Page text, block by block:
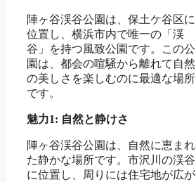
陣ヶ谷渓谷公園は、保土ケ谷区に
位置し、横浜市内で唯一の「渓
谷」を持つ風致公園です。この公
園は、都会の喧騒から離れて自然
の美しさを楽しむのに最適な場所
です。
魅力1: 自然と静けさ
陣ヶ谷渓谷公園は、自然に恵まれ
た静かな場所です。市沢川の渓谷
に位置し、周りには住宅地が広が